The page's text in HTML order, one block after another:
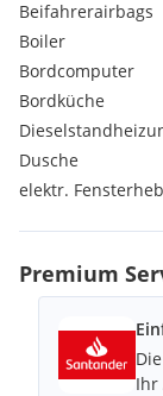
Beifahrerairbags
Boiler
Bordcomputer
Bordküche
Dusche
elektr.
Premium
Ihr